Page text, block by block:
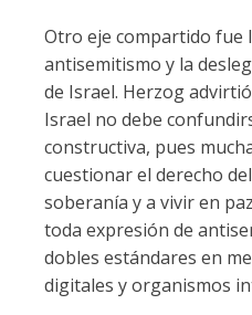
Otro eje compartido fue
antisemitismo y la
de Israel. Herzog
Israel no debe
constructiva, pues
cuestionar el derecho
soberanía y a vivir en
toda expresión de
dobles estándares en
digitales y organismos